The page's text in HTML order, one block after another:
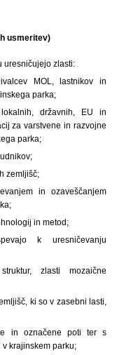
usmeritev)
uresničujejo zlasti:
MOL, lastnikov in
parka;
državnih, EU in
za varstvene in razvojne
parka;
zemljišč;
in ozaveščanjem
in metod;
k uresničevanju
zlasti mozaične
ki so v zasebni lasti,
in označene poti ter s
krajinskem parku;